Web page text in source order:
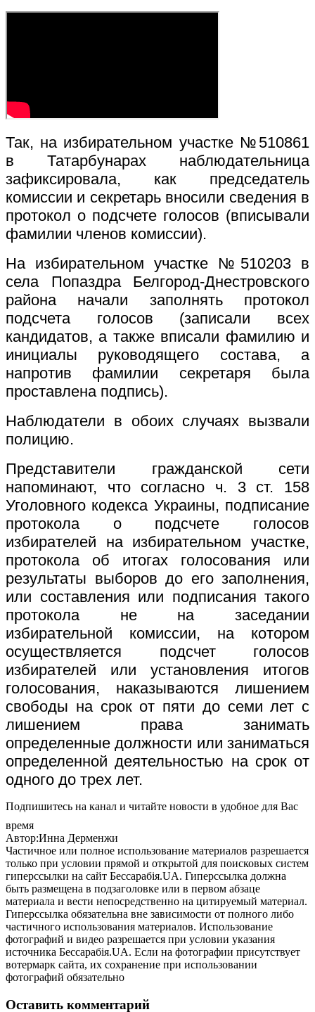
Так, на избирательном участке №510861
в Татарбунарах наблюдательница
зафиксировала, как председатель
комиссии и секретарь вносили сведения в
протокол о подсчете голосов (вписывали
фамилии членов комиссии).
На избирательном участке №510203 в
села Попаздра Белгород-Днестровского
района начали заполнять протокол
подсчета голосов (записали всех
кандидатов, а также вписали фамилию и
инициалы руководящего состава, а
напротив фамилии секретаря была
проставлена ​​подпись).
Наблюдатели в обоих случаях вызвали
полицию.
Представители гражданской сети
напоминают, что согласно ч. 3 ст. 158
Уголовного кодекса Украины, подписание
протокола о подсчете голосов
избирателей на избирательном участке,
протокола об итогах голосования или
результаты выборов до его заполнения,
или составления или подписания такого
протокола не на заседании
избирательной комиссии, на котором
осуществляется подсчет голосов
избирателей или установления итогов
голосования, наказываются лишением
свободы на срок от пяти до семи лет с
лишением права занимать
определенныедолжности или заниматься
определенной деятельностью на срок от
одного до трех лет.
Подпишитесь на канал и читайте новости в удобное для Вас
время
Автор:Инна Дерменжи
Частичное или полное использование материалов разрешается
только при условии прямой и открытой для поисковых систем
гиперссылки на сайт Бессарабія.UA. Гиперссылка должна
быть размещена в подзаголовке или в первом абзаце
материала и вести непосредственно на цитируемый материал.
Гиперссылка обязательна вне зависимости от полного либо
частичного использования материалов. Использование
фотографий и видео разрешается при условии указания
источника Бессарабія.UA. Если на фотографии присутствует
вотермарк сайта, их сохранение при использовании
фотографий обязательно
Оставить комментарий